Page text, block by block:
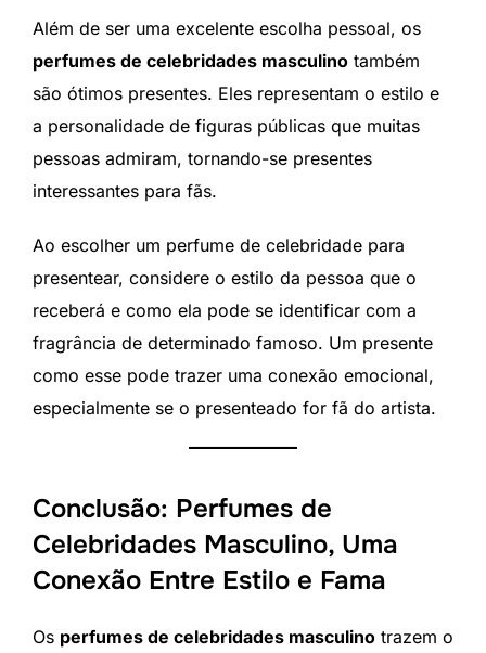
Além de ser uma excelente escolha pessoal, os
perfumes de celebridades masculino também
são ótimos presentes. Eles representam o estilo e
a personalidade de figuras públicas que muitas
pessoas admiram, tornando-se presentes
interessantes para fãs.
Ao escolher um perfume de celebridade para
presentear, considere o estilo da pessoa que o
receberá e como ela pode se identificar com a
fragrância de determinado famoso. Um presente
como esse pode trazer uma conexão emocional,
especialmente se o presenteado for fã do artista.
Conclusão: Perfumes de
Celebridades Masculino, Uma
Conexão Entre Estilo e Fama
Os perfumes de celebridades masculino trazem o